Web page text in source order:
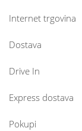
Internet trgovina
Dostava
Drive In
Express dostava
Pokupi